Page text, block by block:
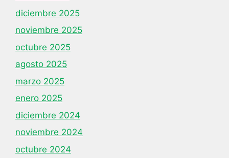
diciembre 2025
noviembre 2025
octubre 2025
agosto 2025
marzo 2025
enero 2025
diciembre 2024
noviembre 2024
octubre 2024